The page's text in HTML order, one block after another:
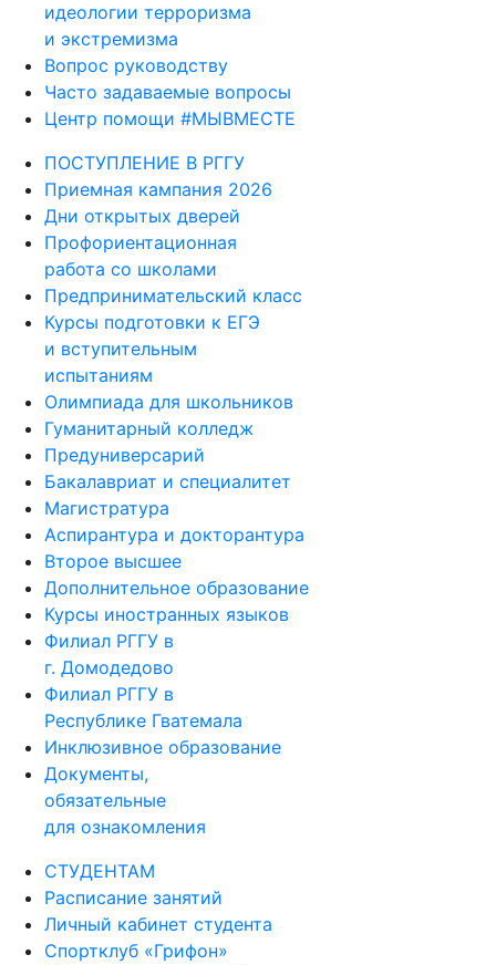
идеологии терроризма
и экстремизма
Вопрос руководству
Часто задаваемые вопросы
Центр помощи #МЫВМЕСТЕ
ПОСТУПЛЕНИЕ В РГГУ
Приемная кампания 2026
Дни открытых дверей
Профориентационная
работа со школами
Предпринимательский класс
Курсы подготовки к ЕГЭ
и вступительным
испытаниям
Олимпиада для школьников
Гуманитарный колледж
Предуниверсарий
Бакалавриат и специалитет
Магистратура
Аспирантура и докторантура
Второе высшее
Дополнительное образование
Курсы иностранных языков
Филиал РГГУ в
г. Домодедово
Филиал РГГУ в
Республике Гватемала
Инклюзивное образование
Документы,
обязательные
для ознакомления
СТУДЕНТАМ
Расписание занятий
Личный кабинет студента
Спортклуб «Грифон»